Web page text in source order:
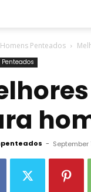
Homens Penteados
- September